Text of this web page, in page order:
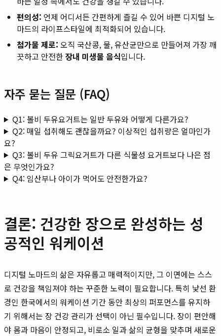
편의성: 언제 어디서든 간편하게 즐길 수 있어 바쁜 디지털 노
마드의 라이프스타일에 최적화되어 있습니다.
첨가물 제로: 오직 국산콩, 물, 유산균만으로 만들어져 가장 깨
끗하고 안전한장내 미생물 음식입니다.
자주 묻는 질문 (FAQ)
Q1: 볼비 두유요거트는 일반 두유와 어떻게 다른가요?
Q2: 매일 섭취해도 괜찮을까요? 이상적인 섭취량은 얼마인가
요?
Q3: 볼비 두유 그릭요거트가 다른 식물성 요거트보다 나은 점
은 무엇인가요?
Q4: 임산부나 아이가 먹어도 안전한가요?
결론: 건강한 장으로 완성하는 성
공적인 워케이션
디지털 노마드의 삶은 자유롭고 매력적이지만, 그 이면에는 스스
로 건강을 책임져야 하는 꾸준한 노력이 필요합니다. 특히 낯선 환
경인 한국에서의 워케이션 기간 동안 최상의 퍼포먼스를 유지하
기 위해서는 장 건강 관리가 선택이 아닌 필수입니다. 장이 편안해
야 몸과 마음이 안정되고, 비로소 일과 삶의 균형을 맞추며 새로운